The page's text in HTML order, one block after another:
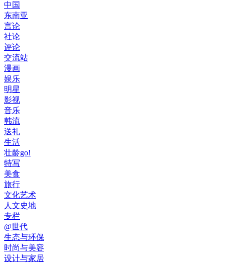
中国
东南亚
言论
社论
评论
交流站
漫画
娱乐
明星
影视
音乐
韩流
送礼
生活
壮龄go!
特写
美食
旅行
文化艺术
人文史地
专栏
@世代
生态与环保
时尚与美容
设计与家居